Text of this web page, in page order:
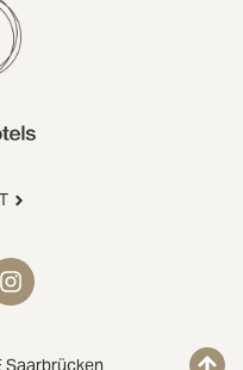
Saarbrücken